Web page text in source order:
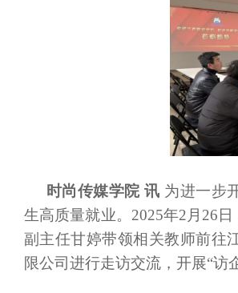
时尚传媒学院 讯 为进一步
生高质量就业。 2025年2月26
副主任甘婷带领相关教师前往
限公司进行走访交流，开展“访